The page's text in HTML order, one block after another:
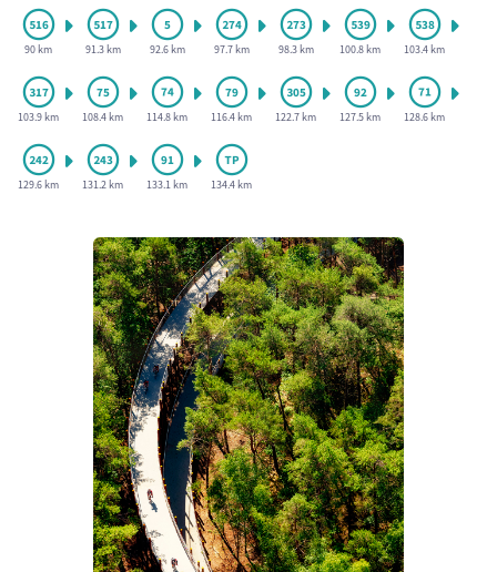
90 km 91.3 km 92.6 km 97.7 km 98.3 km 100.8 km 103.4 km
103.9 km 108.4 km 114.8 km 116.4 km 122.7 km 127.5 km 128.6 km
129.6 km 131.2 km 133.1 km 134.4 km